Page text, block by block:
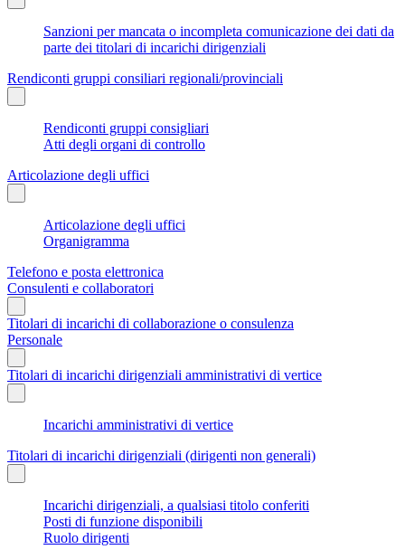
Sanzioni per mancata o incompleta comunicazione dei dati da
parte dei titolari di incarichi dirigenziali
Rendiconti gruppi consiliari regionali/provinciali
Rendiconti gruppi consigliari
Atti degli organi di controllo
Articolazione degli uffici
Articolazione degli uffici
Organigramma
Telefono e posta elettronica
Consulenti e collaboratori
Titolari di incarichi di collaborazione o consulenza
Personale
Titolari di incarichi dirigenziali amministrativi di vertice
Incarichi amministrativi di vertice
Titolari di incarichi dirigenziali (dirigenti non generali)
Incarichi dirigenziali, a qualsiasi titolo conferiti
Posti di funzione disponibili
Ruolo dirigenti